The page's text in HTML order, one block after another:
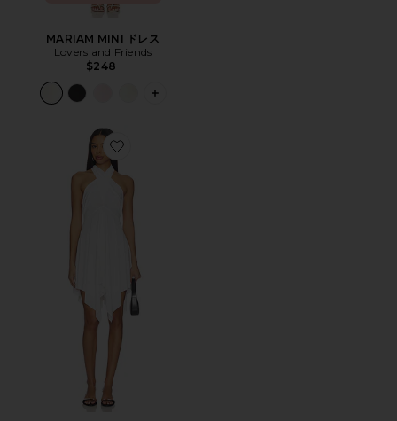
MARIAM MINI ドレス
Lovers and Friends
$248
PLUS ICON TO SEE MORE OPTIONS
Favorite CONVERTIBLE ドレス